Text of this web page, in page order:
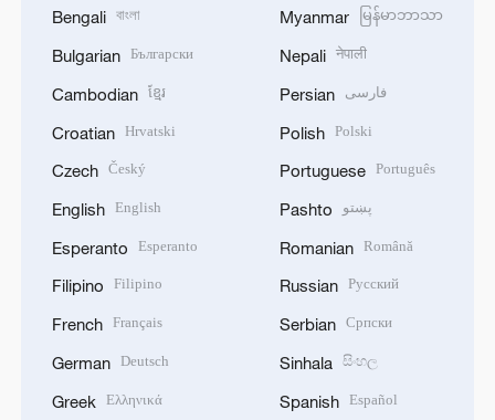
Bengali বাংলা
Bulgarian Български
Cambodian ខ្មែរ
Croatian Hrvatski
Czech Český
English English
Esperanto Esperanto
Filipino Filipino
French Français
German Deutsch
Greek Ελληνικά
Myanmar မြန်မာဘာသာ
Nepali नेपाली
Persian فارسی
Polish Polski
Portuguese Português
Pashto پښتو
Romanian Română
Russian Русский
Serbian Српски
Sinhala සිංහල
Spanish Español